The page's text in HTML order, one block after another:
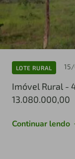
LOTE RURAL
Imóvel Rural -
13.080.000,00
Continuar lendo